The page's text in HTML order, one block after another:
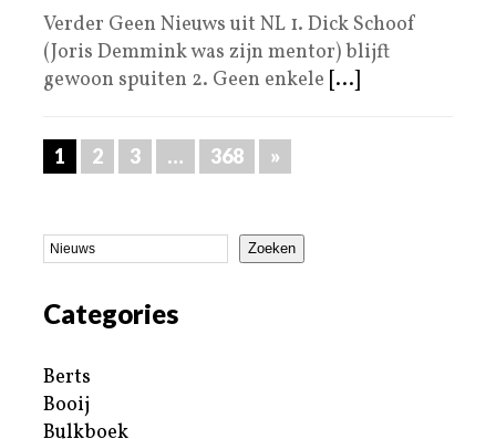
Verder Geen Nieuws uit NL 1. Dick Schoof
(Joris Demmink was zijn mentor) blijft
gewoon spuiten 2. Geen enkele [...]
1 2 3 … 368 »
Zoeken
Categories
Berts
Booij
Bulkboek